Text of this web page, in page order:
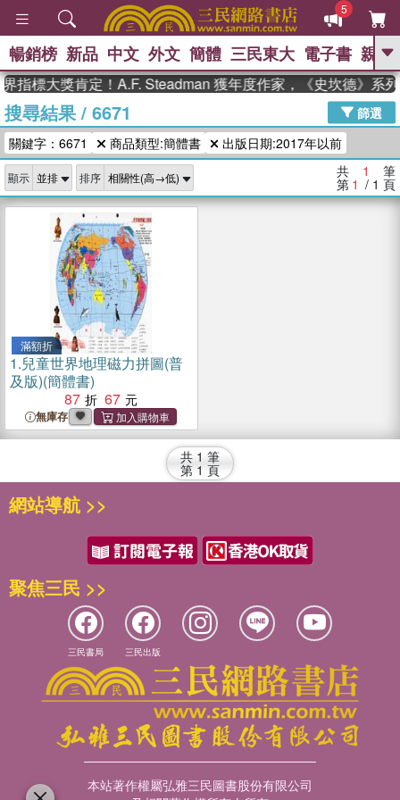
5
GO
高希均教授回憶錄
、 The Odyssey 、 父親節 、 如果歷
史是一群喵 、 暑期推薦 、 國際布克
獎 臺灣漫遊錄 、 方念華 、 台灣的李
登輝時代
數學女孩：黎曼猜想 、
偉大的迷走神經
暢銷榜 新品 中文 外文 簡體 三民東大 電子書 親子
指標大獎肯定！A.F. Steadman 獲年度作家，《史坎德》系
搜尋結果/ 6671
篩選
關鍵字：6671
商品類型:簡體書 出版日期:2017年以前
顯示 排序 共 1 筆
第 1 / 1 頁
滿額折
1.兒童世界地理磁力拼圖(普
及版)(簡體書)
87
67
無庫存
共 1 筆
第 1 頁
網站導航 >>
聚焦三民 >>
三民書局 三民出版
本站著作權屬弘雅三民圖書股份有限公司